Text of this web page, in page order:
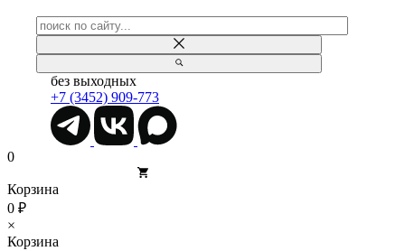
без выходных
+7 (3452) 909-773
0
Корзина
0 ₽
×
Корзина